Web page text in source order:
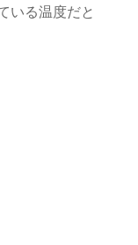
いる温度だと